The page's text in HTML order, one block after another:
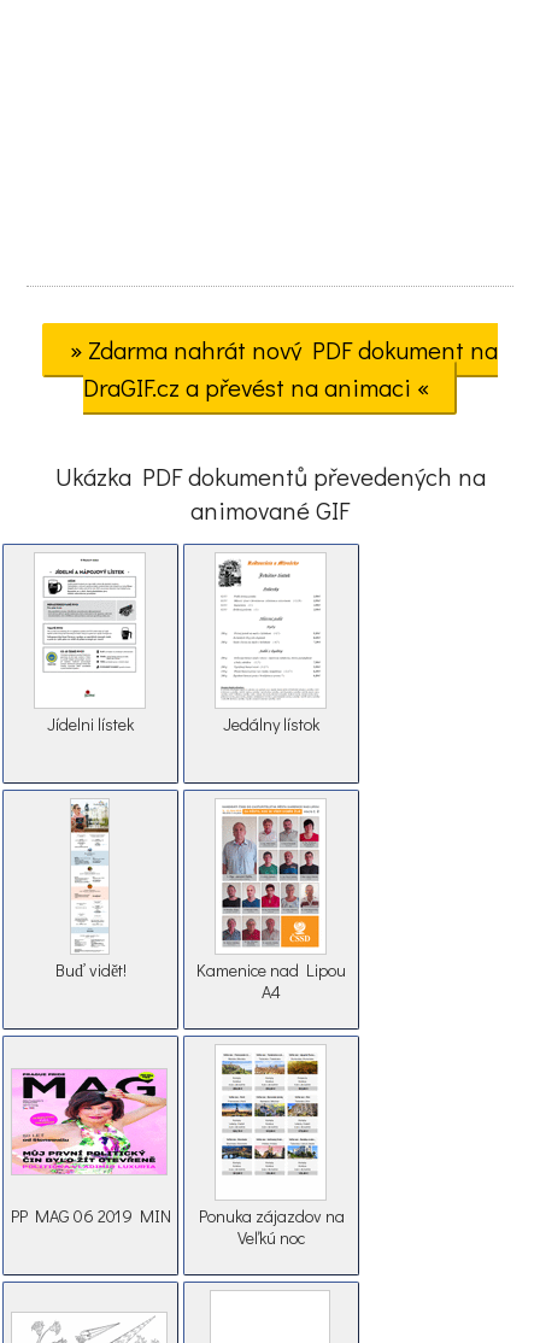
» Zdarma nahrát nový PDF dokument na
DraGIF.cz a převést na animaci «
Ukázka PDF dokumentů převedených na
animované GIF
Jídelni lístek Jedálny lístok
Buď vidět!
Kamenice nad Lipou
A4
PP MAG 06 2019 MIN
Ponuka zájazdov na
Veľkú noc